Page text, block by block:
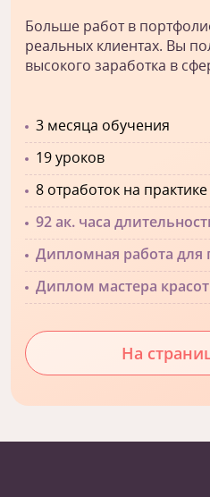
Больше работ в
реальных клиентах. Вы
высокого заработка в
3 месяца обучения
19 уроков
8 отработок на практике
92 ак. часа
Дипломная работа для
Диплом мастера
На